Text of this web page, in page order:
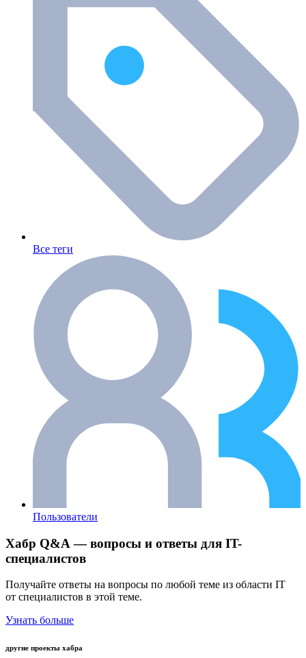
Все теги
Пользователи
Хабр Q&A — вопросы и ответы для IT-
специалистов
Получайте ответы на вопросы по любой теме из области IT
от специалистов в этой теме.
Узнать больше
другие проекты хабра